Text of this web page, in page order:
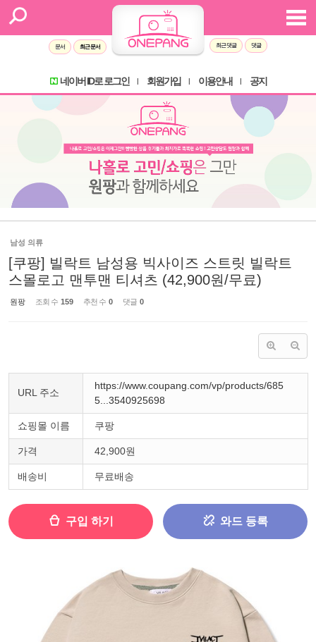
문서 최근 문서 최근 댓글 댓글
네이버 ID로 로그인 회원가입 이용안내 공지
남성 의류
[쿠팡] 빌락트 남성용 빅사이즈 스트릿 빌락트
스몰로고 맨투맨 티셔츠 (42,900원/무료)
원팡 조회 수 159 추천 수 0 댓글 0
URL 주소
https://www.coupang.com/vp/products/685
5...3540925698
쇼핑몰 이름 쿠팡
가격 42,900원
배송비 무료배송
구입 하기 와드 등록